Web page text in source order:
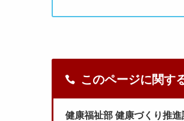
このページに関す
健康福祉部 健康づくり推進